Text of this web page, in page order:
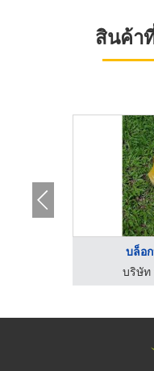
สินค้า
บล็อ
บริษัท